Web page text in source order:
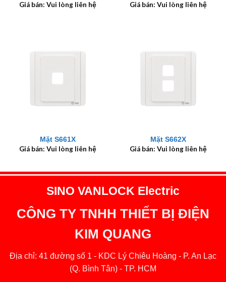
Giá bán: Vui lòng liên hệ Giá bán: Vui lòng liên hệ
Mặt S661X
Giá bán: Vui lòng liên hệ
Mặt S662X
Giá bán: Vui lòng liên hệ
SINO VANLOCK Electric
CÔNG TY TNHH THIẾT BỊ ĐIỆN
KIM QUANG
Địa chỉ: 41 đường số 1 - KDC Lý Chiêu Hoàng - P. An Lạc
(Q. Bình Tân) - TP. HCM